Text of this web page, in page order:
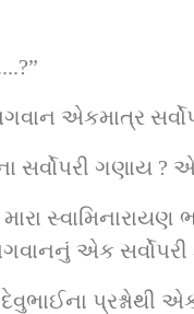
એકમાત્ર
સર્વોપરી ગણાય ?
સ્વામિનારાયણ
એક સર્વોપરી
દેવુભાઈના